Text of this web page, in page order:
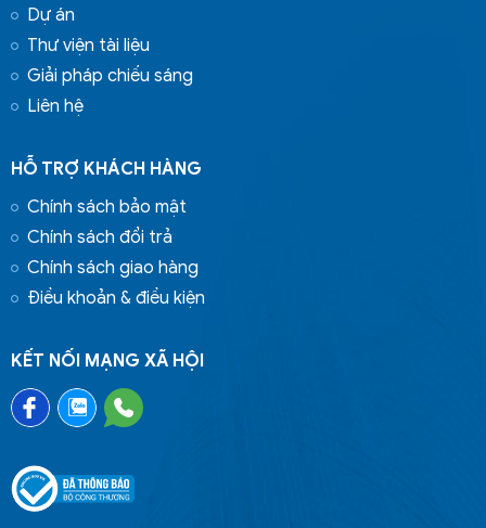
Dự án
Thư viện tài liệu
Giải pháp chiếu sáng
Liên hệ
HỖ TRỢ KHÁCH HÀNG
Chính sách bảo mật
Chính sách đổi trả
Chính sách giao hàng
Điều khoản & điều kiện
KẾT NỐI MẠNG XÃ HỘI